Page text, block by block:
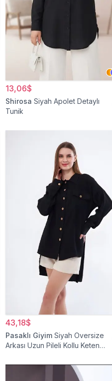
13,06$
Shirosa Siyah Apolet Detaylı
Tunik
43,18$
Pasaklı Giyim Siyah Oversize
Arkası Uzun Pileli Kollu Keten